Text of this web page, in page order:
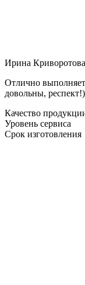
Ирина Криворотова
Отлично
довольны, респект!)
Качество
Уровень сервиса
Срок изготовления